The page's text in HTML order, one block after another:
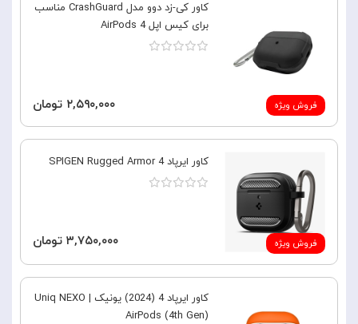
فروش ویژه
کاور کی-زد دوو مدل CrashGuard مناسب
برای کیس اپل AirPods 4
۲,۵۹۰,۰۰۰ تومان
فروش ویژه
کاور ایرپاد 4 SPIGEN Rugged Armor
۳,۷۵۰,۰۰۰ تومان
کاور ایرپاد 4 (2024) یونیک | Uniq NEXO
AirPods (4th Gen)